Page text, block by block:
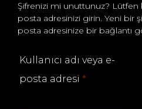
Şifrenizi mi unuttunuz? Lütfen
posta adresinizi girin. Yeni bir
posta adresinize bir bağlantı
Kullanıcı adı veya e-
posta adresi *